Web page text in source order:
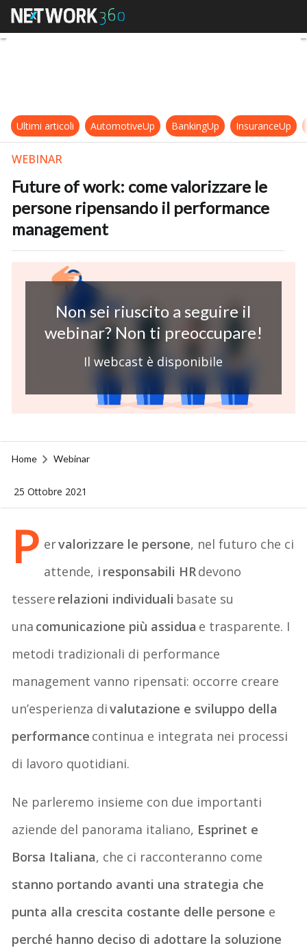
Future of work: come valorizzare
Ultimi articoli AutomotiveUp BankingUp InsuranceUp
WEBINAR
Future of work: come valorizzare le
persone ripensando il performance
management
Non sei riuscito a seguire il
webinar? Non ti preoccupare!
Il webcast è disponibile
Home Webinar
25 Ottobre 2021
P ervalorizzare le persone, nel futuro che ci
attende, i responsabili HRdevono
tessere relazioni individuali basate su
una comunicazione più assidua e trasparente. I
metodi tradizionali di performance
management vanno ripensati: occorre creare
un’esperienza divalutazione e sviluppo della
performance continua e integrata nei processi
di lavoro quotidiani.
Ne parleremo insieme con due importanti
aziende del panorama italiano, Esprinet e
Borsa Italiana, che ci racconteranno come
stanno portando avanti una strategia che
punta alla crescita costante delle persone e
perché hanno deciso di adottare la soluzione